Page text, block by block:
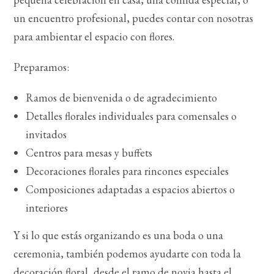
un encuentro profesional, puedes contar con nosotras
para ambientar el espacio con flores.
Preparamos:
Ramos de bienvenida o de agradecimiento
Detalles florales individuales para comensales o
invitados
Centros para mesas y buffets
Decoraciones florales para rincones especiales
Composiciones adaptadas a espacios abiertos o
interiores
Y si lo que estás organizando es una boda o una
ceremonia, también podemos ayudarte con toda la